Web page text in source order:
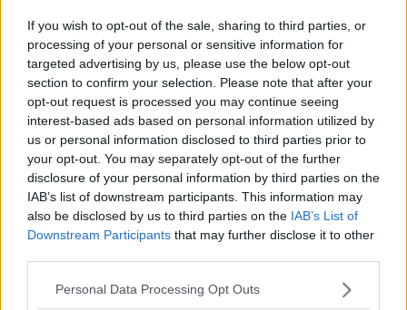
If you wish to opt-out of the sale, sharing to third parties, or
processing of your personal or sensitive information for
targeted advertising by us, please use the below opt-out
section to confirm your selection. Please note that after your
opt-out request is processed you may continue seeing
interest-based ads based on personal information utilized by
us or personal information disclosed to third parties prior to
your opt-out. You may separately opt-out of the further
disclosure of your personal information by third parties on the
IAB’s list of downstream participants. This information may
also be disclosed by us to third parties on the IAB’s List of
Downstream Participants that may further disclose it to other
Personal Data Processing Opt Outs
vaccinazione anti-Covid.
In provincia di Siena:ex pronto soccorso policlinico Santa Maria
alle Scotte a Siena, sala polivalente ex Macelli a Montepulciano,
centro La Fabbrichina a Colle Val d’Elsa.
In provincia di Arezzoil Centro Affari nel capoluogo, l’auditorium a
Loro Ciuffenna, il distretto sanitario a Cortona.
Nel grossetano , Spergolaia ad Alberese, l’ex Fonderia a Follonica.
Dodici invece i centri che formalmente chiuderanno la propria
attività
alla fine di questo mese, in alcuni casi un passaggio già
comunicato.
Ad Arezzo:il Teatro Tenda nel capoluogo, il Centro sociale a